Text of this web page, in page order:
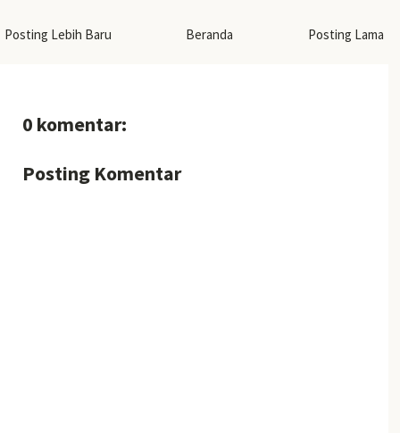
Posting Lebih Baru Posting Lama
Beranda
0 komentar:
Posting Komentar